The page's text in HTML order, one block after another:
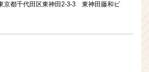
京都千代田区東神田2-3-3 東神田藤和ビ